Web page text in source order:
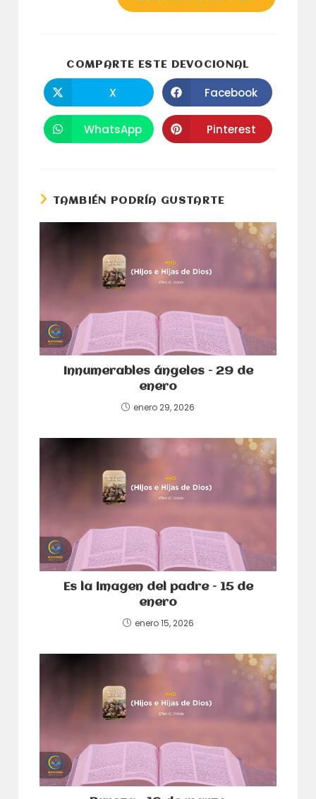
COMPARTE ESTE DEVOCIONAL
abre
en
una
nueva
ventana
X Se
abre
en
una
nueva
ventana
Facebook
Se
abre
WhatsApp Se
abre
Pinterest
TAMBIÉN PODRÍA GUSTARTE
Innumerables ángeles – 29 de
enero
enero 29, 2026
Es la imagen del padre – 15 de
enero
enero 15, 2026